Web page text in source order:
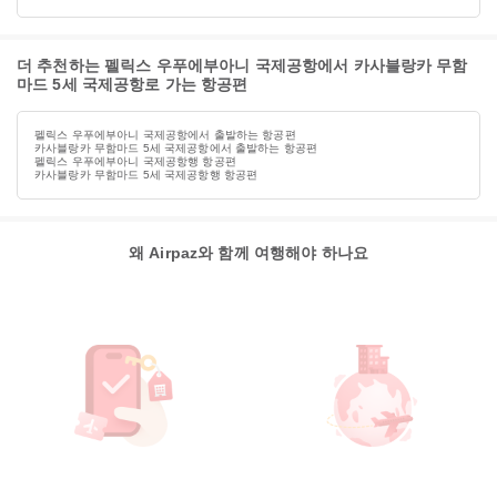
더 추천하는 펠릭스 우푸에부아니 국제공항에서 카사블랑카 무함
마드 5세 국제공항로 가는 항공편
펠릭스 우푸에부아니 국제공항에서 출발하는 항공편
카사블랑카 무함마드 5세 국제공항에서 출발하는 항공편
펠릭스 우푸에부아니 국제공항행 항공편
카사블랑카 무함마드 5세 국제공항행 항공편
왜 Airpaz와 함께 여행해야 하나요